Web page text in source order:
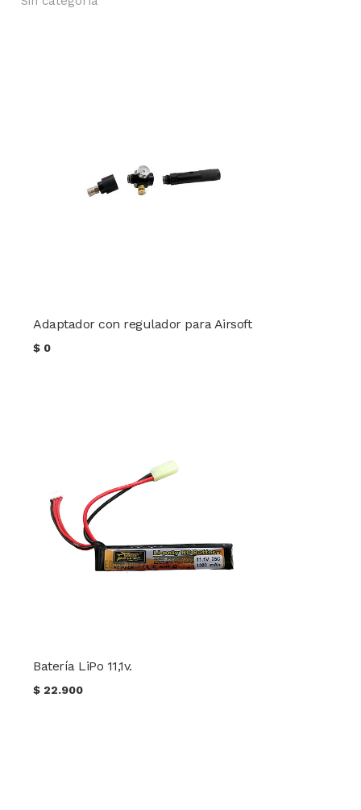
Adaptador con regulador para Airsoft
$ 0
Batería LiPo 11,1v.
$ 22.900